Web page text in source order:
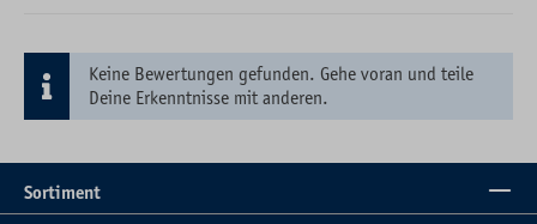
Keine Bewertungen gefunden. Gehe voran und teile
Deine Erkenntnisse mit anderen.
Sortiment